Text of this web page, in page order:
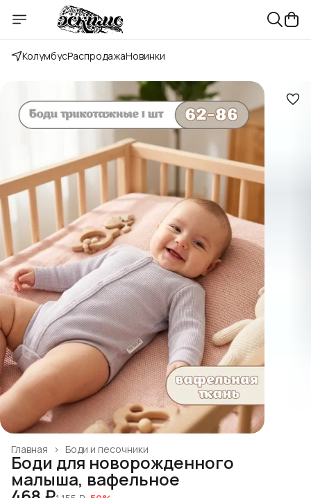
КолумбусРаспродажаНовинки
Боди и песочники
Главная ›
Боди для новорожденного
малыша, вафельное